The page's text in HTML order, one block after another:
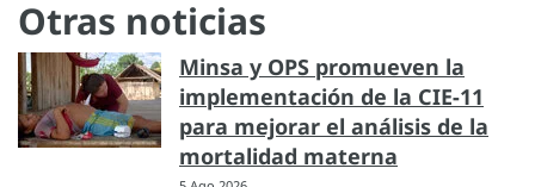
Otras noticias
Minsa y OPS promueven la
implementación de la CIE-11
para mejorar el análisis de la
mortalidad materna